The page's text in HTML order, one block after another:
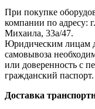
При покупке
компании по адресу:
Михаила, 33а/47.
Юридическим лицам
самовывоза
или доверенность с
гражданский паспорт.
Доставка